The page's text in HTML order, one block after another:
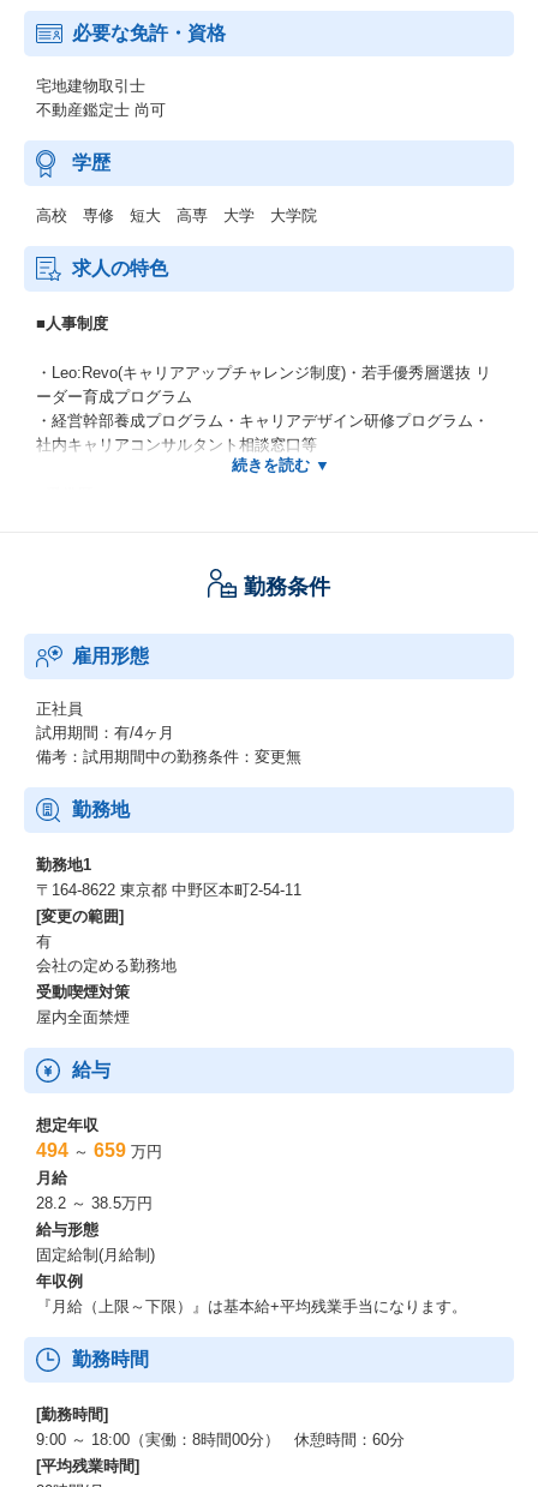
必要な免許・資格
宅地建物取引士
不動産鑑定士 尚可
学歴
高校 専修 短大 高専 大学 大学院
求人の特色
■人事制度
・Leo:Revo(キャリアアップチャレンジ制度)・若手優秀層選抜 リ
ーダー育成プログラム
・経営幹部養成プログラム・キャリアデザイン研修プログラム・
社内キャリアコンサルタント相談窓口等
・『健康経営優良法人(ホワイト500)』認定
・『プラチナくるみん』認定(2017～)
認証）
・東京都『心のバリアフリー』好事例企業 認定(2023)
・『DX認定』取得(2022)
・ハラスメント撲滅宣言(2020/4～)
※他受賞情報は以下もご参考ください。
https://www.leopalace21.co.jp/sustainability/external-evaluation/ind
ex.html
勤務条件
雇用形態
正社員
試用期間：有/4ヶ月
備考：試用期間中の勤務条件：変更無
勤務地
勤務地1
〒164-8622 東京都 中野区本町2-54-11
[変更の範囲]
有
会社の定める勤務地
受動喫煙対策
屋内全面禁煙
給与
想定年収
494 ～ 659 万円
月給
28.2 ～ 38.5万円
給与形態
固定給制(月給制)
年収例
『月給（上限～下限）』は基本給+平均残業手当になります。
勤務時間
[勤務時間]
9:00 ～ 18:00（実働：8時間00分） 休憩時間：60分
[平均残業時間]